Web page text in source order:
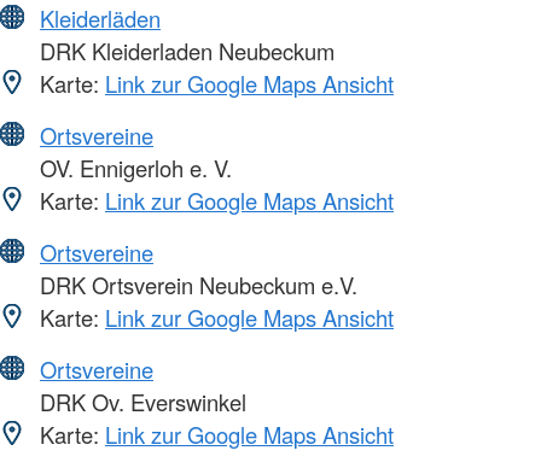
Kleiderläden
DRK Kleiderladen Neubeckum
Karte: Link zur Google Maps Ansicht
Ortsvereine
OV. Ennigerloh e. V.
Karte: Link zur Google Maps Ansicht
Ortsvereine
DRK Ortsverein Neubeckum e.V.
Karte: Link zur Google Maps Ansicht
Ortsvereine
DRK Ov. Everswinkel
Karte: Link zur Google Maps Ansicht